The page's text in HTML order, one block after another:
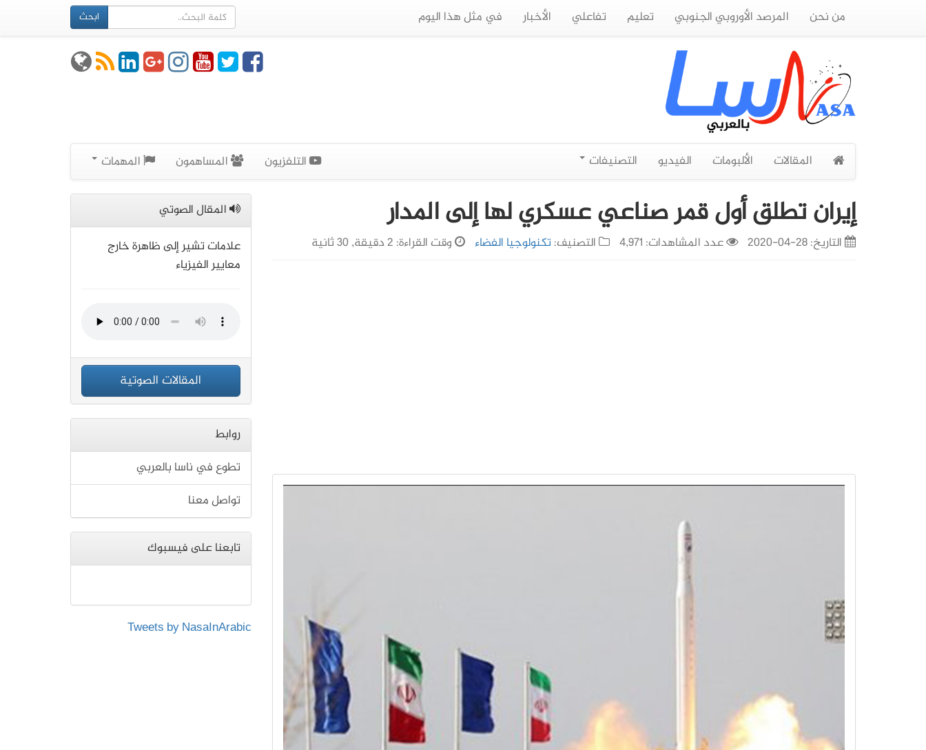
من نحن المرصد الأوروبي الجنوبي تعليم تفاعلي الأخبار في مثل هذا اليوم ابحث
المقالات الألبومات الفيديو التصنيفات التلفزيون المساهمون المهمات
إيران تطلق أول قمر صناعي عسكري لها إلى المدار
التاريخ:28-04-2020 عدد المشاهدات: 4,971 التصنيف:تكنولوجيا الفضاء وقت القراءة: 2 دقيقة, 30 ثانية
المقال الصوتي
علامات تشير إلى ظاهرة خارج
معايير الفيزياء
المقالات الصوتية
روابط
تطوع في ناسا بالعربي
تواصل معنا
تابعنا على فيسبوك
Tweets by NasaInArabic